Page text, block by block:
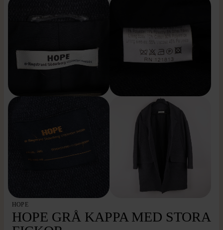
HOPE
HOPE GRÅ KAPPA MED STORA